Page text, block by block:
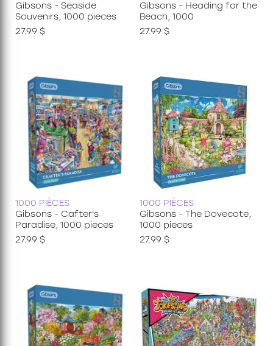
Gibsons - Seaside
Souvenirs, 1000 pieces
27.99 $
Gibsons - Heading for the
Beach, 1000
27.99 $
1000 PIÈCES
Gibsons - Cafter's
Paradise, 1000 pieces
27.99 $
1000 PIÈCES
Gibsons - The Dovecote,
1000 pieces
27.99 $